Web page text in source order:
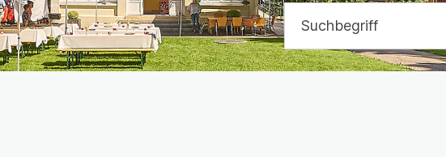
Suchbegriff